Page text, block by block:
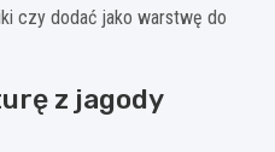
czy dodać jako warstwę do
z jagody